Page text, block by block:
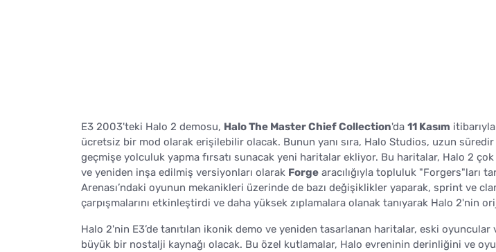
E3 2003'teki Halo 2 demosu, Halo The Master Chief Collection'da 11 Kasım
ücretsiz bir mod olarak erişilebilir olacak. Bunun yanı sıra, Halo Studios, uzun
geçmişe yolculuk yapma fırsatı sunacak yeni haritalar ekliyor. Bu haritalar, Halo 2
ve yeniden inşa edilmiş versiyonları olarak Forge aracılığıyla topluluk "Forgers"ları
Arenası’ndaki oyunun mekanikleri üzerinde de bazı değişiklikler yaparak, sprint ve
çarpışmalarını etkinleştirdi ve daha yüksek zıplamalara olanak tanıyarak Halo 2'nin
Halo 2'nin E3’de tanıtılan ikonik demo ve yeniden tasarlanan haritalar, eski
büyük bir nostalji kaynağı olacak. Bu özel kutlamalar, Halo evreninin derinliğini ve